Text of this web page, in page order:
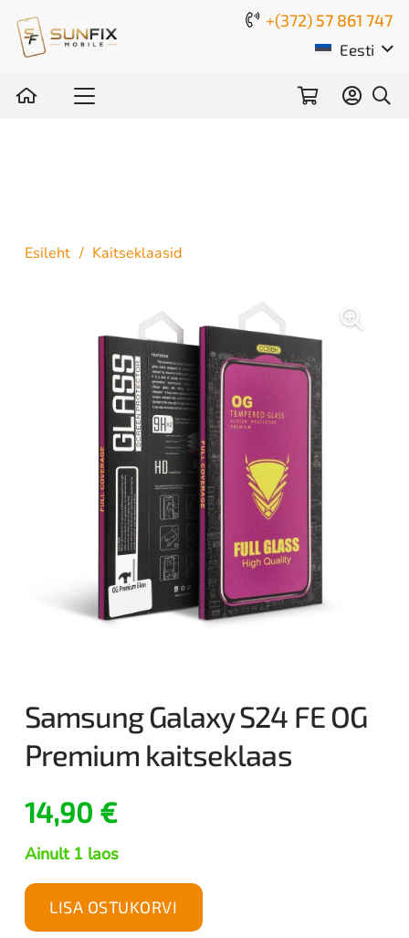
+(372) 57 861 747
Eesti
Esileht / Kaitseklaasid
Samsung Galaxy S24 FE OG
Premium kaitseklaas
14,90 €
Ainult 1 laos
Samsung
LISA OSTUKORVI